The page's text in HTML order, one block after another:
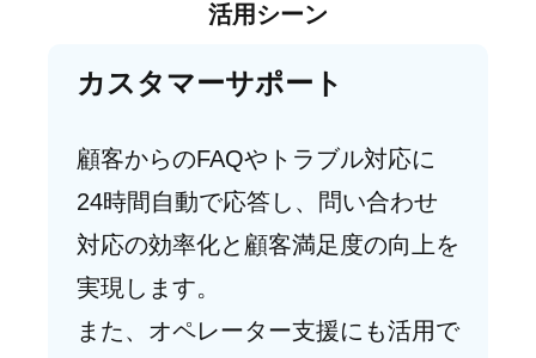
活用シーン
カスタマーサポート
顧客からのFAQやトラブル対応に
24時間自動で応答し、問い合わせ
対応の効率化と顧客満足度の向上を
実現します。
また、オペレーター支援にも活用で